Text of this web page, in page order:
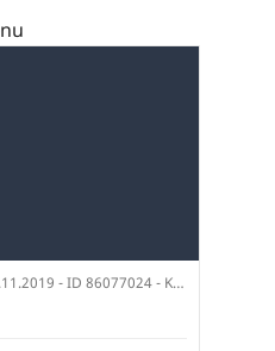
86077024 - KupujemProdajem